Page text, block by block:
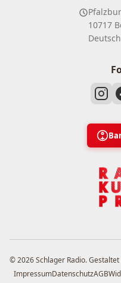
10717
© 2026 Schlager Radio.
ImpressumDatenschutzAGB